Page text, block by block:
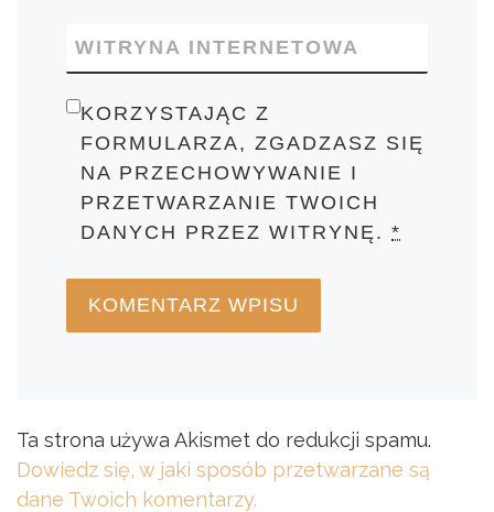
WITRYNA INTERNETOWA
KORZYSTAJĄC Z
FORMULARZA, ZGADZASZ SIĘ
NA PRZECHOWYWANIE I
PRZETWARZANIE TWOICH
DANYCH PRZEZ WITRYNĘ.*
Ta strona używa Akismet do redukcji spamu.
Dowiedz się, w jaki sposób przetwarzane są
dane Twoich komentarzy.